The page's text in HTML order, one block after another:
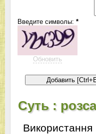
Введите символы: *
Обновить
Суть :
Використання